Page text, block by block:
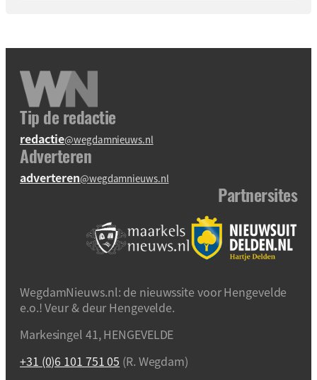
Tip de redactie
redactie@wegdamnieuws.nl
Adverteren
adverteren@wegdamnieuws.nl
Partnersites
WegdamNieuws.nl: de nieuwssite voor Hengevelde
e.o.! Veur & deur Hengevelde.
Markesingel 41, HENGEVELDE
+31 (0)6 101 751 05 (R. Wegdam)